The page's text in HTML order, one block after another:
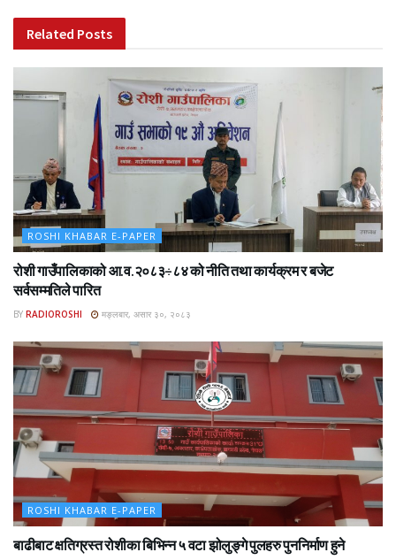
Related Posts
ROSHI KHABAR E-PAPER
रोशी गाउँपालिकाको आ.व.२०८३÷८४ को नीति तथा कार्यक्रम र बजेट
सर्वसम्मतिले पारित
BY RADIOROSHI मङ्लबार, असार ३०, २०८३
ROSHI KHABAR E-PAPER
बाढीबाट क्षतिग्रस्त रोशीका बिभिन्न ५ वटा झोलुङ्गे पुलहरु पुननिर्माण हुने